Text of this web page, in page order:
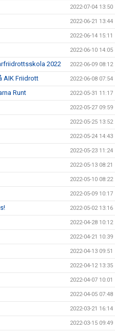
2022-07-04 13:50
2022-06-21 13:44
2022-06-14 15:11
2022-06-10 14:05
2022 2022-06-09 08:12
AIK Friidrott 2022-06-08 07:54
Runt 2022-05-31 11:17
2022-05-27 09:59
2022-05-25 13:52
2022-05-24 14:43
2022-05-23 11:24
2022-05-13 08:21
2022-05-10 08:22
2022-05-09 10:17
2022-05-02 13:16
2022-04-28 10:12
2022-04-21 10:39
2022-04-13 09:51
2022-04-12 13:35
2022-04-07 10:01
2022-04-05 07:48
2022-03-21 16:14
2022-03-15 09:49